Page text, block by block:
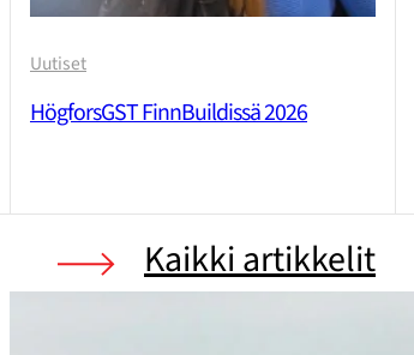
Uutiset
HögforsGST Finn­Buildissä 2026
Kaikki artikkelit